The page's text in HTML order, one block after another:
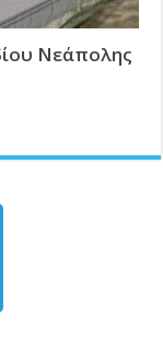
Νεάπολης